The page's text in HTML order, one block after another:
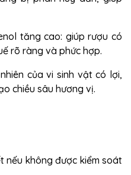
tăng cao: giúp rượu có
rõ ràng và phức hợp.
của vi sinh vật có lợi,
chiều sâu hương vị.
nếu không được kiểm soát